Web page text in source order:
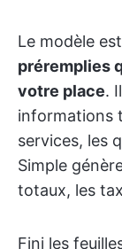
Le modèle
préremplies
votre place.
informations
services, les
Simple
totaux, les
Fini les